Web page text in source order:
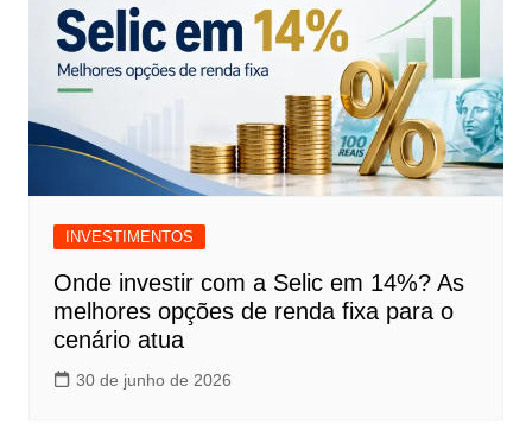
INVESTIMENTOS
Onde investir com a Selic em 14%? As
melhores opções de renda fixa para o
cenário atua
30 de junho de 2026